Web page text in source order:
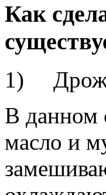
Как
1)
В данном
масло и